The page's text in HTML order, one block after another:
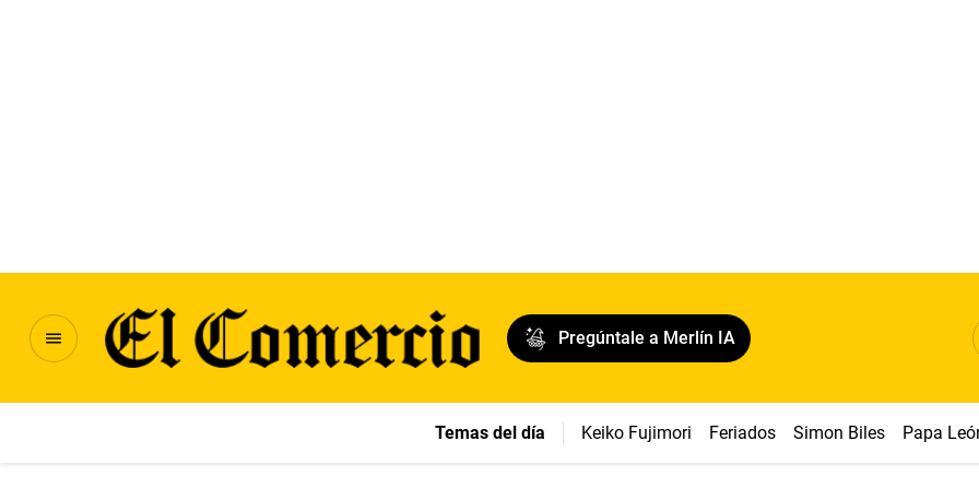
Pregúntale a Merlín IA
Temas del día Keiko Fujimori Feriados Simon Biles Papa